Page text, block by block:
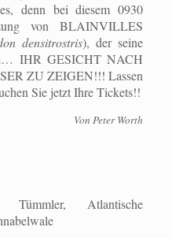
denn bei diesem 0930
von BLAINVILLES
densitrostris), der seine
IHR GESICHT NACH
ZU ZEIGEN!!! Lassen
Sie jetzt Ihre Tickets!!
Von Peter Worth
Atlantische